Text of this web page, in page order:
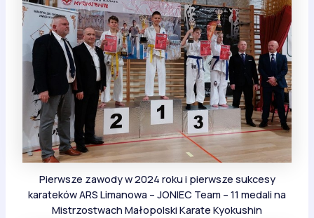
Pierwsze zawody w 2024 roku i pierwsze sukcesy
karateków ARS Limanowa – JONIEC Team – 11 medali na
Mistrzostwach Małopolski Karate Kyokushin